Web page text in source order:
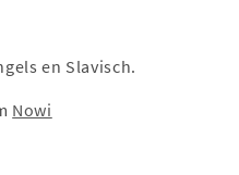
en Slavisch.
Nowi